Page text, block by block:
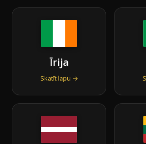
Īrija
Skatīt lapu →